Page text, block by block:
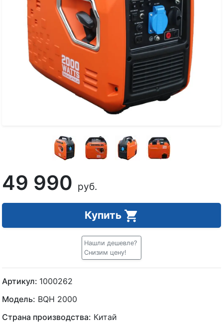
49 990 руб.
Купить
Нашли дешевле?
Снизим цену!
Артикул: 1000262
Модель: BQH 2000
Страна производства: Китай